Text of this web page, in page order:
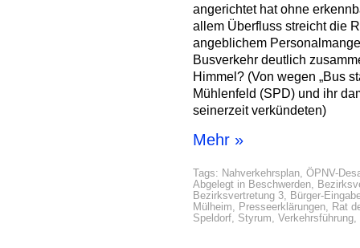
angerichtet hat ohne
allem Überfluss streicht die
angeblichem
Busverkehr deutlich
Himmel? (Von wegen „Bus
Mühlenfeld (SPD) und ihr
seinerzeit verkündeten)
Mehr »
Tags: Nahverkehrsplan, ÖPNV-
Abgelegt in Beschwerden,
Bezirksvertretung 3, Bürger-
Mülheim, Presseerklärungen, Rat
Speldorf, Styrum, Verkehrsführung,